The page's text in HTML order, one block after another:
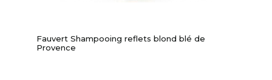
Fauvert Shampooing reflets blond blé de
Provence